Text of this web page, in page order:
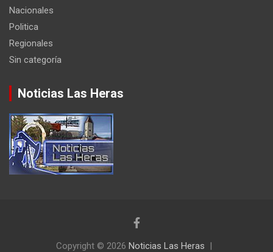
Nacionales
Politica
Regionales
Sin categoría
Noticias Las Heras
Copyright © 2026 Noticias Las Heras